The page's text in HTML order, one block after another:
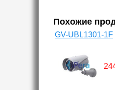
Похожие
GV-UBL1301-1F